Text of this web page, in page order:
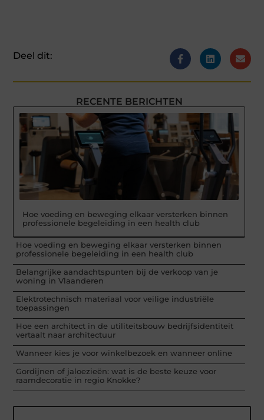
Deel dit:
RECENTE BERICHTEN
Hoe voeding en beweging elkaar versterken binnen
professionele begeleiding in een health club
Hoe voeding en beweging elkaar versterken binnen
professionele begeleiding in een health club
Belangrijke aandachtspunten bij de verkoop van je
woning in Vlaanderen
Elektrotechnisch materiaal voor veilige industriële
toepassingen
Hoe een architect in de utiliteitsbouw bedrijfsidentiteit
vertaalt naar architectuur
Wanneer kies je voor winkelbezoek en wanneer online
Gordijnen of jaloezieën: wat is de beste keuze voor
raamdecoratie in regio Knokke?